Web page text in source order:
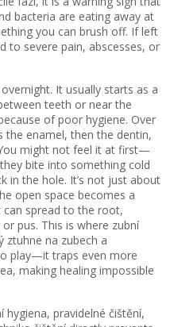
bacteria are eating away at
you can brush off. If left
to severe pain, abscesses, or
It usually starts as a
teeth or near the
of poor hygiene. Over
the enamel, then the dentin,
might not feel it at first—
bite into something cold
in the hole. It’s not just about
open space becomes a
spread to the root,
pus. This is where zubní
ztuhne na zubech a
play—it traps even more
making healing impossible
hygiena, pravidelné čištění,